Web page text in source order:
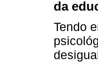
da
Tendo